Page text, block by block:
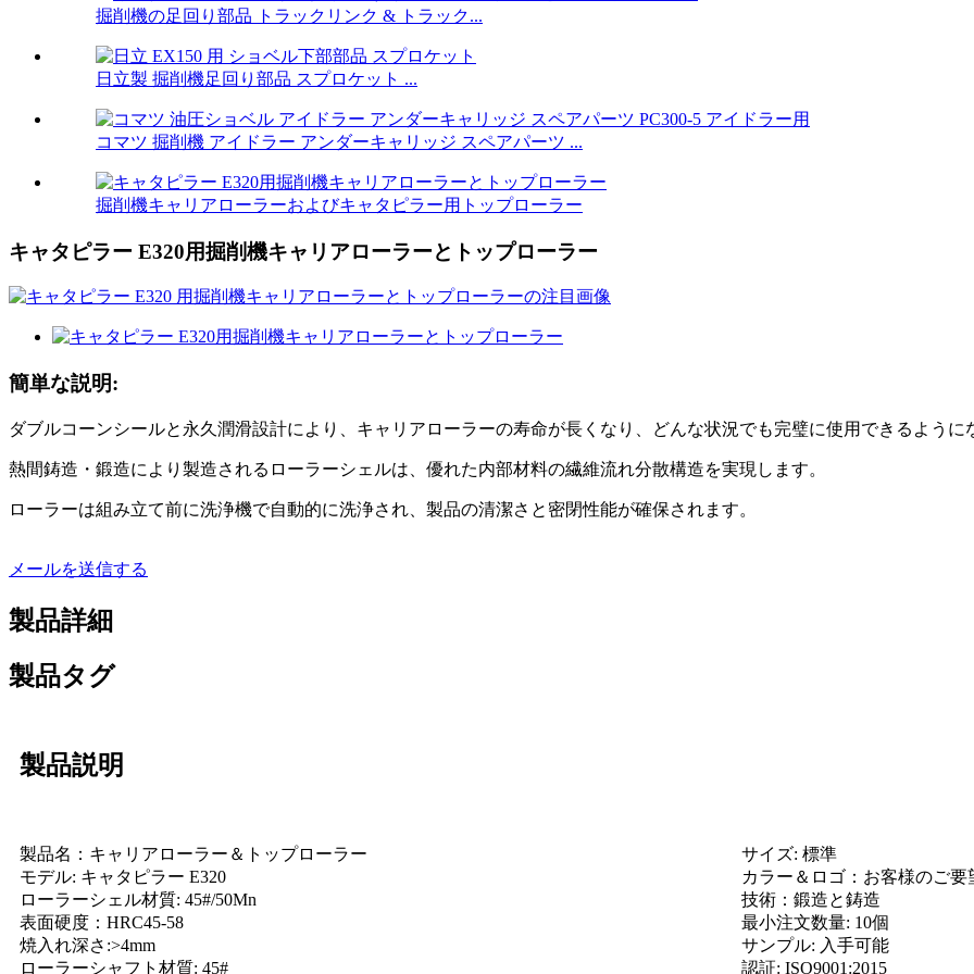
掘削機の足回り部品 トラックリンク & トラック...
日立製 掘削機足回り部品 スプロケット ...
コマツ 掘削機 アイドラー アンダーキャリッジ スペアパーツ ...
掘削機キャリアローラーおよびキャタピラー用トップローラー
キャタピラー E320用掘削機キャリアローラーとトップローラー
簡単な説明:
ダブルコーンシールと永久潤滑設計により、キャリアローラーの寿命が長くなり、どんな状況でも完璧に使用できるように
熱間鋳造・鍛造により製造されるローラーシェルは、優れた内部材料の繊維流れ分散構造を実現します。
ローラーは組み立て前に洗浄機で自動的に洗浄され、製品の清潔さと密閉性能が確保されます。
メールを送信する
製品詳細
製品タグ
製品説明
製品名：キャリアローラー＆トップローラー
モデル: キャタピラー E320
ローラーシェル材質: 45#/50Mn
表面硬度：HRC45-58
焼入れ深さ:>4mm
ローラーシャフト材質: 45#
サイズ: 標準
カラー＆ロゴ：お客様のご要
技術：鍛造と鋳造
最小注文数量: 10個
サンプル: 入手可能
認証: ISO9001:2015